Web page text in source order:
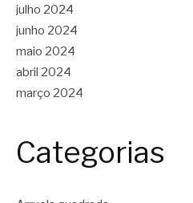
julho 2024
junho 2024
maio 2024
abril 2024
março 2024
Categorias